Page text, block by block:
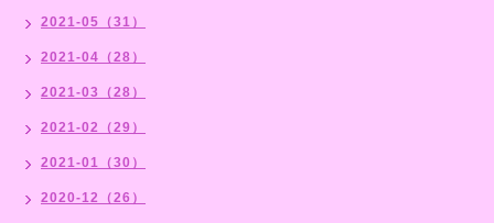
2021-05（31）
2021-04（28）
2021-03（28）
2021-02（29）
2021-01（30）
2020-12（26）